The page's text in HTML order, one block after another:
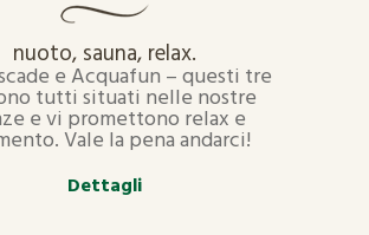
nuoto, sauna, relax.
e Acquafun – questi tre
tutti situati nelle nostre
e vi promettono relax e
Vale la pena andarci!
Dettagli